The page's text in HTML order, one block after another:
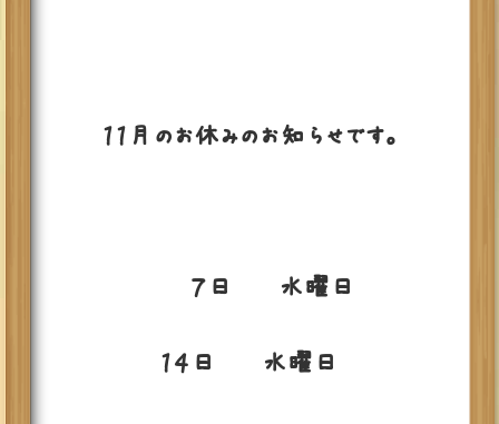
１１月のお休みのお知らせです。
７日 水曜日
１４日 水曜日